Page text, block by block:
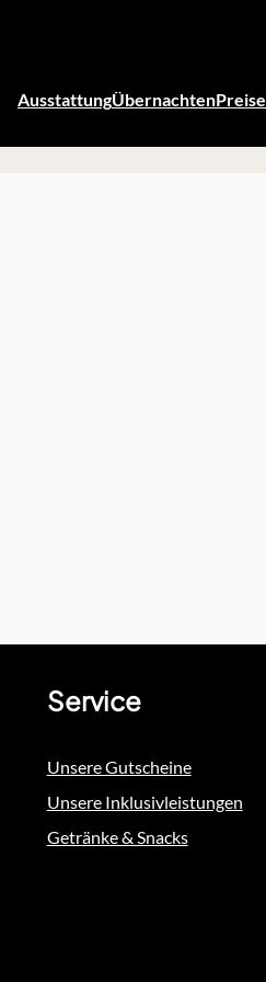
AusstattungÜbernachtenPreise
Service
Unsere Gutscheine
Unsere Inklusivleistungen
Getränke & Snacks